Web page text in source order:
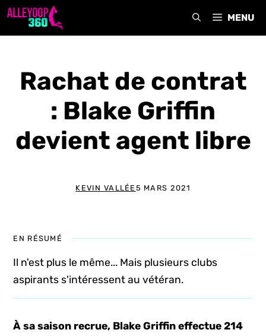
Aller
MENU
Rachat de contrat
: Blake Griffin
devient agent libre
KEVIN VALLÉE 5 MARS 2021
EN RÉSUMÉ
Il n'est plus le même... Mais plusieurs clubs
aspirants s'intéressent au vétéran.
À sa saison recrue, Blake Griffin effectue 214